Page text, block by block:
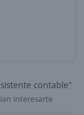
contable"
interesarte